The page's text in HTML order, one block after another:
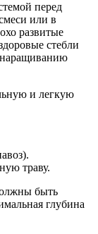
перед
или в
развитые
стебли
наращиванию
и легкую
траву.
быть
глубина